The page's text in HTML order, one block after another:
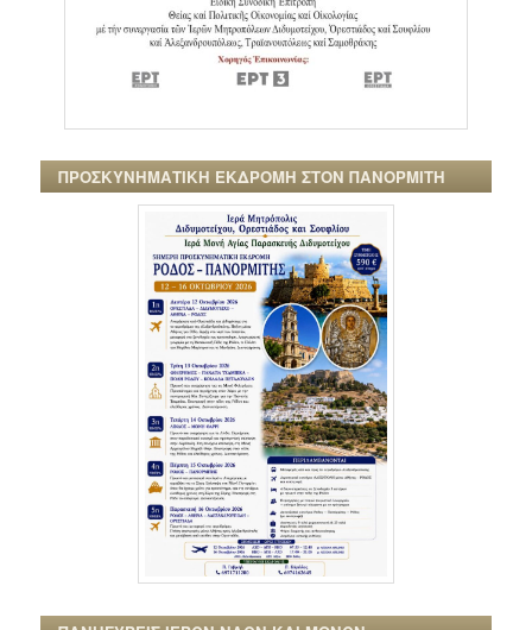
ΠΡΟΣΚΥΝΗΜΑΤΙΚΗ ΕΚΔΡΟΜΗ ΣΤΟΝ ΠΑΝΟΡΜΙΤΗ